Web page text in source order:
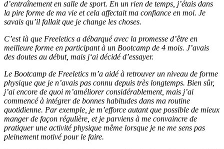
d’entraînement en salle de sport. En un rien de temps, j’étais dans
la pire forme de ma vie et cela affectait ma confiance en moi. Je
savais qu’il fallait que je change les choses.
C’est là que Freeletics a débarqué avec la promesse d’être en
meilleure forme en participant à un Bootcamp de 4 mois. J’avais
des doutes au début, mais j‘ai décidé d’essayer.
Le Bootcamp de Freeletics m’a aidé à retrouver un niveau de forme
physique que je n’avais pas connu depuis très longtemps. Bien sûr,
j’ai encore de quoi m’améliorer considérablement, mais j’ai
commencé à intégrer de bonnes habitudes dans ma routine
quotidienne. Par exemple, je m’efforce autant que possible de mieux
manger de façon régulière, et je parviens à me convaincre de
pratiquer une activité physique même lorsque je ne me sens pas
pleinement motivé pour le faire.